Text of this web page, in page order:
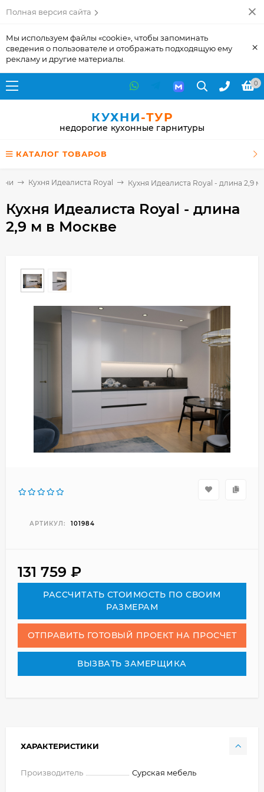
Полная версия сайта
Мы используем файлы «cookie», чтобы запоминать
сведения о пользователе и отображать подходящую ему
рекламу и другие материалы.
×
0
КУХНИ-ТУР
недорогие кухонные гарнитуры
КАТАЛОГ ТОВАРОВ
Кухня Идеалиста Royal Кухня Идеалиста Royal - длина 2,9 м
Кухня Идеалиста Royal - длина
2,9 м в Москве
АРТИКУЛ: 101984
131 759 ₽
РАСCЧИТАТЬ СТОИМОСТЬ ПО СВОИМ
РАЗМЕРАМ
ОТПРАВИТЬ ГОТОВЫЙ ПРОЕКТ НА ПРОСЧЕТ
ВЫЗВАТЬ ЗАМЕРЩИКА
ХАРАКТЕРИСТИКИ
Производитель Сурская мебель